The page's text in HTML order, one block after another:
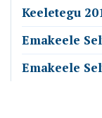
Keeletegu
Emakeele
Emakeele